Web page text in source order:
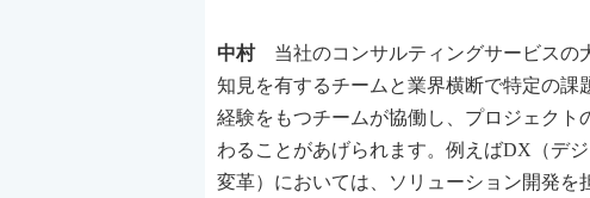
中村当社のコンサルティングサービスの
知見を有するチームと業界横断で特定の課
経験をもつチームが協働し、プロジェクト
わることがあげられます。例えばDX（デ
変革）においては、ソリューション開発を